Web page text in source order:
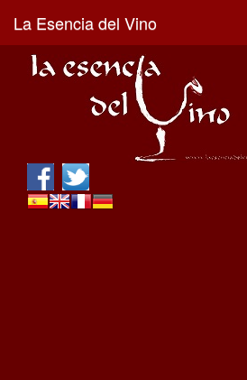
La Esencia del Vino